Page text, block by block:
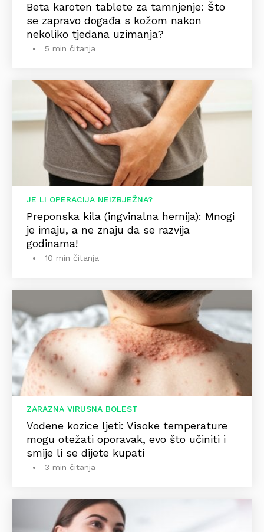
Beta karoten tablete za tamnjenje: Što
se zapravo događa s kožom nakon
nekoliko tjedana uzimanja?
5 min čitanja
JE LI OPERACIJA NEIZBJEŽNA?
Preponska kila (ingvinalna hernija): Mnogi
je imaju, a ne znaju da se razvija
godinama!
10 min čitanja
ZARAZNA VIRUSNA BOLEST
Vodene kozice ljeti: Visoke temperature
mogu otežati oporavak, evo što učiniti i
smije li se dijete kupati
3 min čitanja